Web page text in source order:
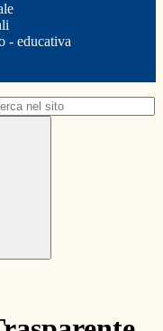
- educativa